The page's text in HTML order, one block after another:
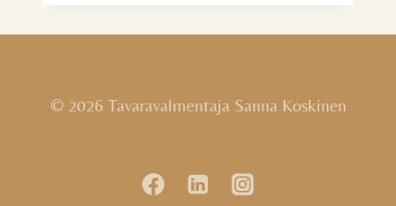
–
ELÄMÄNTAPAMUUTOS
© 2026 Tavaravalmentaja Sanna Koskinen